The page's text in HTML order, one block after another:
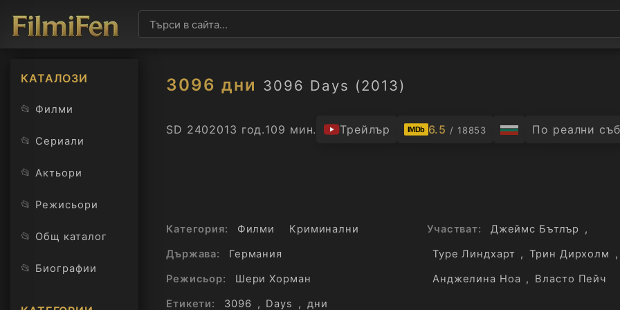
КАТАЛОЗИ
📂 Филми
📂 Сериали
📂 Актьори
📂 Режисьори
📂 Общ каталог
📂 Биографии
3096 дни 3096 Days (2013)
SD 2402013 год.109 мин. Трейлър IMDb 6.5 / 18853 По реални
Категория: Филми
Криминални
Държава:
Германия
Режисьор:
Шери Хорман
Етикети:
3096 , Days , дни
Участват: Джеймс Бътлър
,
Туре Линдхарт , Трин Дирхолм
,
Анджелина Ноа , Власто Пейч